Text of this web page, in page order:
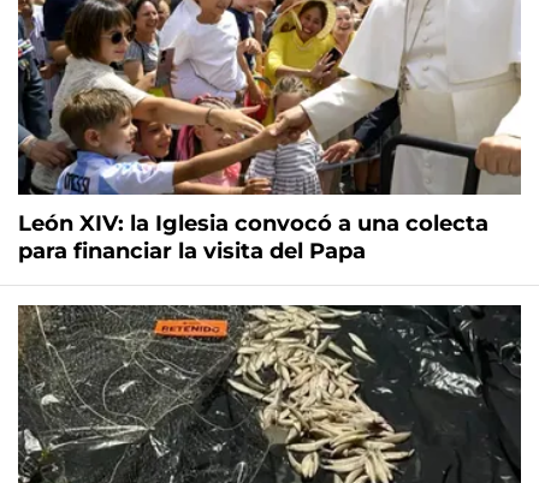
León XIV: la Iglesia convocó a una colecta
para financiar la visita del Papa